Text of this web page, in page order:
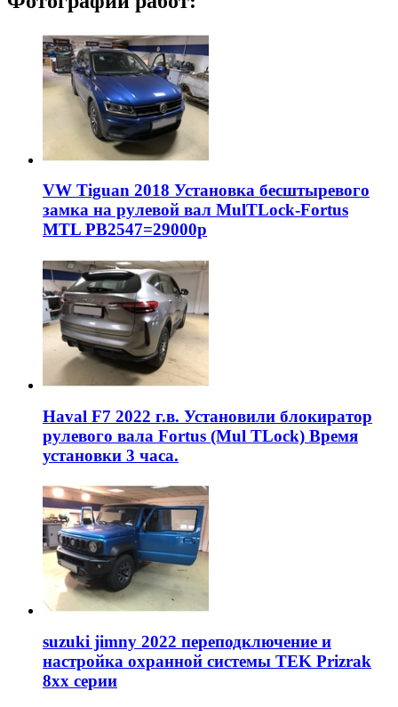
VW Tiguan 2018 Установка бесштыревого
замка на рулевой вал MulTLock-Fortus
MTL РВ2547=29000р
Haval F7 2022 г.в. Установили блокиратор
рулевого вала Fortus (Mul TLock) Время
установки 3 часа.
suzuki jimny 2022 переподключение и
настройка охранной системы TEK Prizrak
8xx серии